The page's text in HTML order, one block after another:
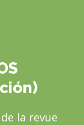
la revue